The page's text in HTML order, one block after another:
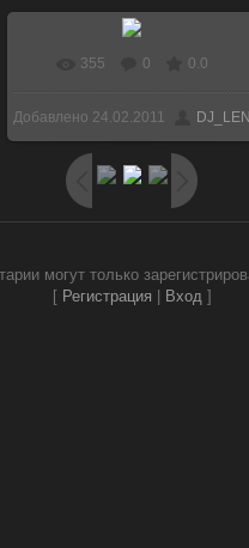
355 0 0.0
Добавлено 24.02.2011
могут только
[ Регистрация Вход]